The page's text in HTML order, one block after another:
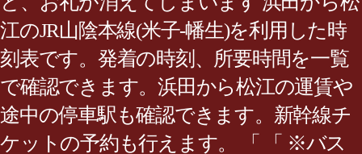
江のJR山陰本線(米子-幡生)を利用した時
刻表です。発着の時刻、所要時間を一覧
で確認できます。浜田から松江の運賃や
途中の停車駅も確認できます。新幹線チ
ケットの予約も行えます。 「 「 ※バス